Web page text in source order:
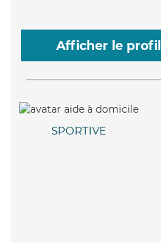
Afficher le profil
SPORTIVE